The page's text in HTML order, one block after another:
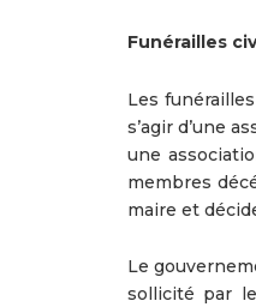
Funérailles
Les
s’agir d’une
une
membres
maire et
Le
sollicité par